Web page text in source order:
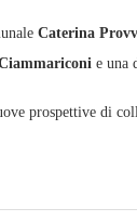
Caterina
e una
prospettive di